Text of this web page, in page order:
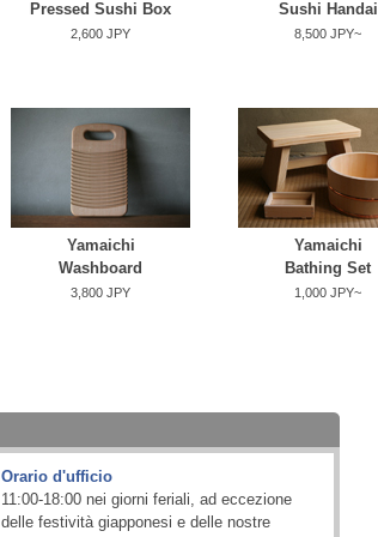
Pressed Sushi Box
2,600 JPY
Sushi Handai
8,500 JPY~
Yamaichi
Washboard
3,800 JPY
Yamaichi
Bathing Set
1,000 JPY~
Orario d'ufficio
11:00-18:00 nei giorni feriali, ad eccezione
delle festività giapponesi e delle nostre